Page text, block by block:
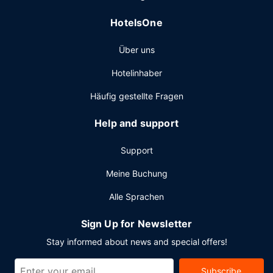
Wochenende von 08:00 Uhr bis 13:00 Uhr gegen Gebühr
Zum Angebot gehören ein kostenloser Internetzugang per
Kabel, eine rund um die Uhr besetzte Rezeption und
mehrsprachiges Personal. Wenn du eine Veranstaltung in
Kansas City planst, ist dieses Hotel eine gute Wahl, denn
zu den 8000 Quadratfuß (743 Quadratmeter) großen
HotelsOne
Über uns
Hotelinhaber
Häufig gestellte Fragen
Help and support
Support
Meine Buchung
Alle Sprachen
Sign Up for Newsletter
Stay informed about news and special offers!
Subscribe